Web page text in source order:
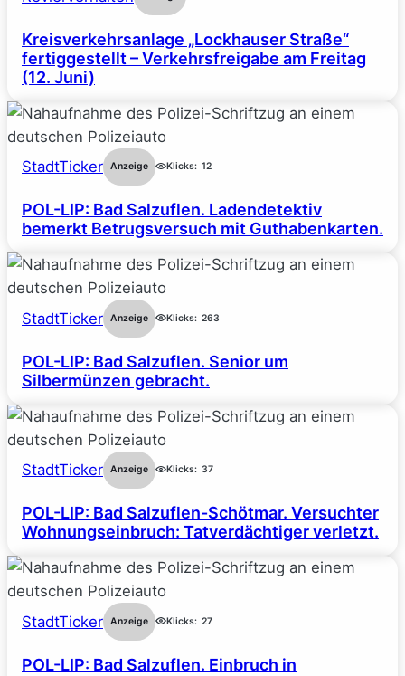
Kreisverkehrsanlage „Lockhauser Straße“
fertiggestellt – Verkehrsfreigabe am Freitag
(12. Juni)
StadtTicker Anzeige Klicks: 12
POL-LIP: Bad Salzuflen. Ladendetektiv
bemerkt Betrugsversuch mit Guthabenkarten.
StadtTicker Anzeige Klicks: 263
POL-LIP: Bad Salzuflen. Senior um
Silbermünzen gebracht.
StadtTicker Anzeige Klicks: 37
POL-LIP: Bad Salzuflen-Schötmar. Versuchter
Wohnungseinbruch: Tatverdächtiger verletzt.
StadtTicker Anzeige Klicks: 27
POL-LIP: Bad Salzuflen. Einbruch in